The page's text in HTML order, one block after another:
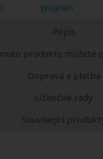
program
Popis
produktu můžete
Doprava a platba
Užitečné rady
Související